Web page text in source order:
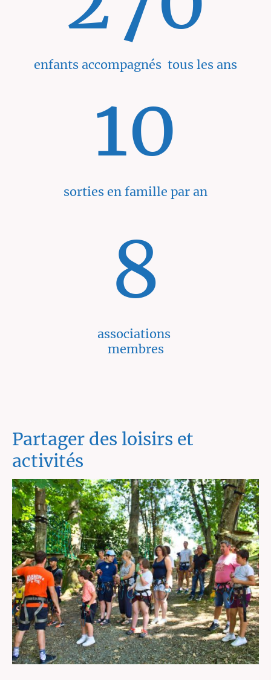
enfants accompagnés tous les ans
10
sorties en famille par an
8
associations
membres
Partager des loisirs et
activités